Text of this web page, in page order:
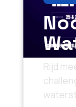
Rijd